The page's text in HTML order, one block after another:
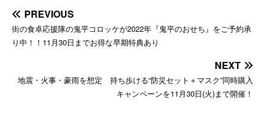
PREVIOUS
街の食卓応援隊の鬼平コロッケが2022年『鬼平のおせち』をご予約承
り中！！11月30日までお得な早期特典あり
NEXT
地震・火事・豪雨を想定 持ち歩ける“防災セット＋マスク”同時購入
キャンペーンを11月30日(火)まで開催！